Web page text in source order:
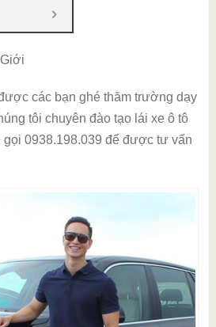
các bạn ghé thăm trường dạy
tôi chuyên đào tạo lái xe ô tô
0938.198.039 để được tư vấn